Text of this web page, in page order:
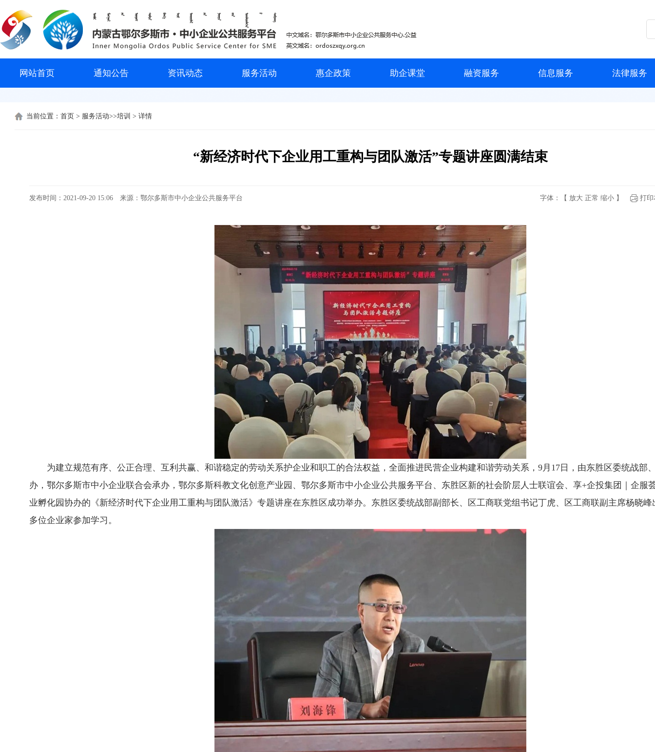
网站首页 通知公告 资讯动态 服务活动 惠企政策 助企课堂 融资服务 信息服务 法律服务
当前位置： 首页 > 服务活动>>培训 > 详情
“新经济时代下企业用工重构与团队激活”专题讲座圆满结束
发布时间：2021-09-20 15:06 来源：鄂尔多斯市中小企业公共服务平台 打印
字体：【 放大 正常 缩小 】
为建立规范有序、公正合理、互利共赢、和谐稳定的劳动关系护企业和职工的合法权益，全面推进民营企业构建和谐劳动关系，9月17日，由东胜区委统战部
办，鄂尔多斯市中小企业联合会承办，鄂尔多斯科教文化创意产业园、鄂尔多斯市中小企业公共服务平台、东胜区新的社会阶层人士联谊会、享+企投集团｜企服
业孵化园协办的《新经济时代下企业用工重构与团队激活》专题讲座在东胜区成功举办。东胜区委统战部副部长、区工商联党组书记丁虎、区工商联副主席杨晓峰
多位企业家参加学习。